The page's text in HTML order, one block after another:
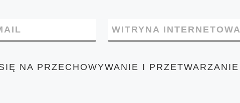
WITRYNA INTERNETOWA
NA PRZECHOWYWANIE I PRZETWARZANIE